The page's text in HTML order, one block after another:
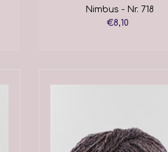
Nimbus - Nr. 718
€8,10